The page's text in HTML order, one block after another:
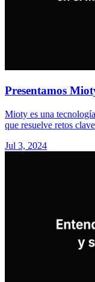
Presentamos
Mioty es una
que resuelve retos
Jul 3, 2024